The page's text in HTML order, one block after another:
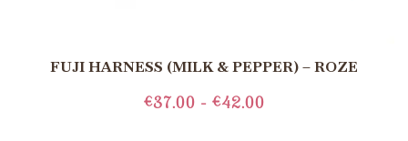
FUJI HARNESS (MILK & PEPPER) – ROZE
€37.00 - €42.00